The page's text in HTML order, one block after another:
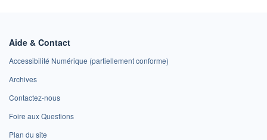
Aide & Contact
Accessibilité Numérique (partiellement conforme)
Archives
Contactez-nous
Foire aux Questions
Plan du site